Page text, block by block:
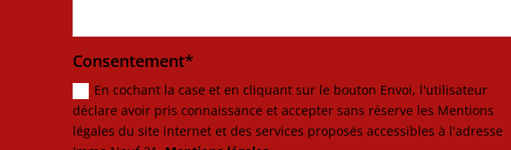
Consentement*
En cochant la case et en cliquant sur le bouton Envoi, l'utilisateur
déclare avoir pris connaissance et accepter sans réserve les Mentions
légales du site internet et des services proposés accessibles à l'adresse